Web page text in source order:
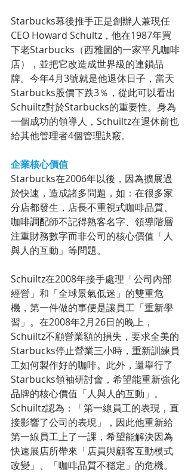
Starbucks幕後推手正是創辦人兼現任
CEO Howard Schultz，他在1987年買
下老Starbucks（西雅圖的一家平凡咖啡
店），並把它改造成世界級的連鎖品
牌。今年4月3號就是他退休日子，當天
Starbucks股價下跌3％，從此可以看出
Schuiltz對於Starbucks的重要性。身為
一個成功的領導人，Schuiltz在退休前也
給其他管理者4個管理訣竅。
企業核心價值
Starbucks在2006年以後，因為擴展過
於快速，造成諸多問題，如：在很多家
分店都發生，店長不重視式咖啡品質、
咖啡調配師不記得熟客名字、領導階層
注重財務數字而非公司的核心價值「人
與人的互動」等問題。
Schuiltz在2008年接手處理「公司內部
經營」和「全球景氣低迷」的雙重危
機，第一件做的事便是讓員工「重新學
習」。在2008年2月26日的晚上，
Schuiltz不顧營業額的損失，要求全美的
Starbucks停止營業三小時，重新訓練員
工如何製作好的咖啡。此外，還舉行了
Starbucks領袖研討會，希望能重新強化
品牌的核心價值「人與人的互動」。
Schuiltz認為：「第一線員工的表現，直
接影響了公司的表現」，因此他重新給
第一線員工上了一課，希望能解決因為
快速展店所帶來「店員與顧客互動模式
改變」、「咖啡品質不穩定」的危機。